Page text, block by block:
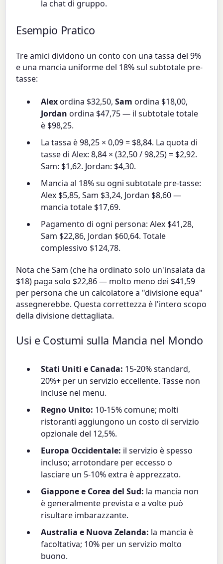
la chat di gruppo.
Esempio Pratico
Tre amici dividono un conto con una tassa del 9%
e una mancia uniforme del 18% sul subtotale pre-
tasse:
Alexordina $32,50,Sam ordina $18,00,
Jordan ordina $47,75 — il subtotale totale
è $98,25.
La tassa è 98,25 × 0,09 = $8,84. La quota di
tasse di Alex: 8,84 × (32,50 / 98,25) = $2,92.
Sam: $1,62. Jordan: $4,30.
Mancia al 18% su ogni subtotale pre-tasse:
Alex $5,85, Sam $3,24, Jordan $8,60 —
mancia totale $17,69.
Pagamento di ogni persona: Alex $41,28,
Sam $22,86, Jordan $60,64. Totale
complessivo $124,78.
Nota che Sam (che ha ordinato solo un'insalata da
$18) paga solo $22,86 — molto meno dei $41,59
per persona che un calcolatore a "divisione equa"
assegnerebbe. Questa correttezza è l'intero scopo
della divisione dettagliata.
Usi e Costumi sulla Mancia nel Mondo
Stati Uniti e Canada: 15-20% standard,
20%+ per un servizio eccellente. Tasse non
incluse nel menu.
Regno Unito: 10-15% comune; molti
ristoranti aggiungono un costo di servizio
opzionale del 12,5%.
Europa Occidentale: il servizio è spesso
incluso; arrotondare per eccesso o
lasciare un 5-10% extra è apprezzato.
Giappone e Corea del Sud: la mancia non
è generalmente prevista e a volte può
risultare imbarazzante.
Australia e Nuova Zelanda: la mancia è
facoltativa; 10% per un servizio molto
buono.